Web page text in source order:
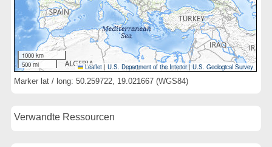
1000 km
500 mi
Leaflet | U.S. Department of the Interior|U.S. Geological Survey
Marker lat / long: 50.259722, 19.021667 (WGS84)
Verwandte Ressourcen